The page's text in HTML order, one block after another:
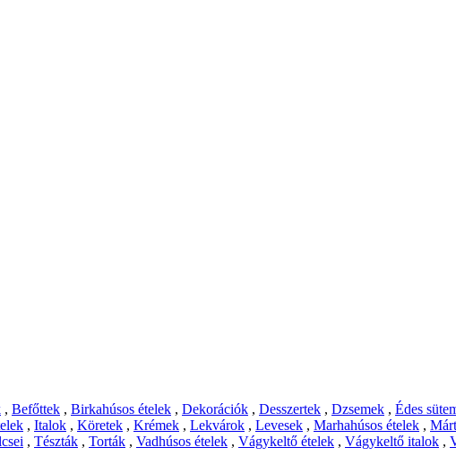
, Befőttek , Birkahúsos ételek , Dekorációk , Desszertek , Dzsemek , Édes
, Italok , Köretek , Krémek , Lekvárok , Levesek , Marhahúsos ételek ,
, Tészták , Torták , Vadhúsos ételek , Vágykeltő ételek , Vágykeltő italok ,